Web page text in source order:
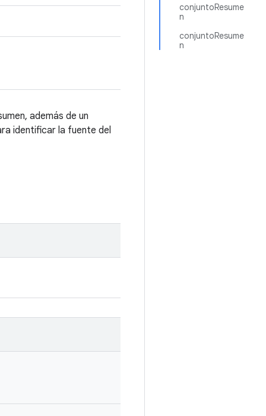
conjuntoResume
n
conjuntoResume
n
además de un
identificar la fuente del